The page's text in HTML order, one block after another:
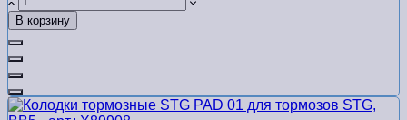
В корзину